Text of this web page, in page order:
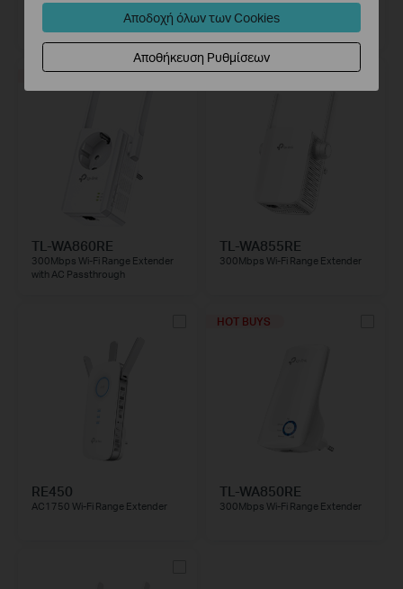
AC750 Wi-Fi Range Extender
AC750 Mesh Wi-Fi Range
HOT BUYS
TL-WA860RE
300Mbps Wi-Fi Range Extender
with AC Passthrough
HOT BUYS
TL-WA855RE
300Mbps Wi-Fi Range Extender
RE450
AC1750 Wi-Fi Range Extender
HOT BUYS
TL-WA850RE
300Mbps Wi-Fi Range Extender
Αποδοχή όλων των Cookies
Αποθήκευση Ρυθμίσεων